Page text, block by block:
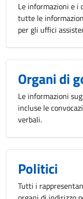
Le informazioni e i
tutte le
per gli uffici
Organi di
Le informazioni
incluse le
verbali.
Politici
Tutti i